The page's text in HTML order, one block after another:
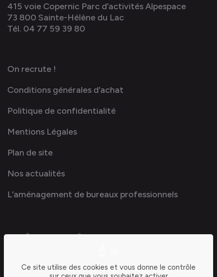
415 voie Copernic Parc d’activités Alpespace
73 800 Sainte-Hélène du Lac
Tél. 04 77 59 39 80
On recrute !
Conditions générales d’achat
Politique de confidentialité
Mentions Légales
Plan de site
Nos actualités
L’aménagement de bureaux professionnels
Ce site utilise des cookies et vous donne le contrôle